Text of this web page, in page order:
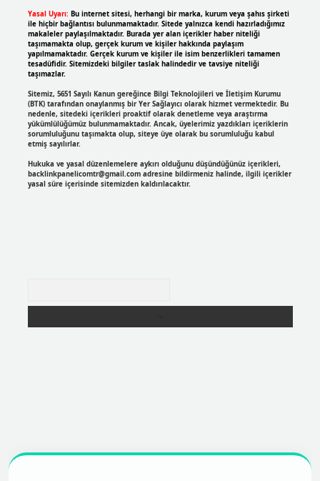
Yasal Uyarı: Bu internet sitesi, herhangi bir marka, kurum veya şahıs şirketi
ile hiçbir bağlantısı bulunmamaktadır. Sitede yalnızca kendi hazırladığımız
makaleler paylaşılmaktadır. Burada yer alan içerikler haber niteliği
taşımamakta olup, gerçek kurum ve kişiler hakkında paylaşım
yapılmamaktadır. Gerçek kurum ve kişiler ile isim benzerlikleri tamamen
tesadüfidir. Sitemizdeki bilgiler taslak halindedir ve tavsiye niteliği
taşımazlar.
Sitemiz, 5651 Sayılı Kanun gereğince Bilgi Teknolojileri ve İletişim Kurumu
(BTK) tarafından onaylanmış bir Yer Sağlayıcı olarak hizmet vermektedir. Bu
nedenle, sitedeki içerikleri proaktif olarak denetleme veya araştırma
yükümlülüğümüz bulunmamaktadır. Ancak, üyelerimiz yazdıkları içeriklerin
sorumluluğunu taşımakta olup, siteye üye olarak bu sorumluluğu kabul
etmiş sayılırlar.
Hukuka ve yasal düzenlemelere aykırı olduğunu düşündüğünüz içerikleri,
backlinkpanelicomtr@gmail.comadresine bildirmeniz halinde, ilgili içerikler
yasal süre içerisinde sitemizden kaldırılacaktır.